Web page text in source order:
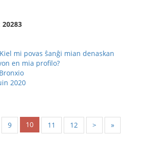
20283
Kiel mi povas ŝanĝi mian denaskan
en mia profilo?
Bronxio
2020
9 10 11 12 > »